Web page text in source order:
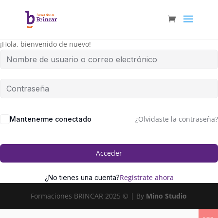
¡Hola, bienvenido de nuevo!
Mantenerme conectado ¿Olvidaste la contraseña?
Acceder
¿No tienes una cuenta?Regístrate ahora
Formaciones BRINCAR 2025 © | By Mino Studio